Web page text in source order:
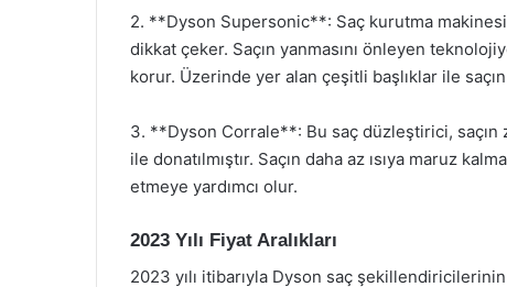
2. **Dyson Supersonic**: Saç kurutma
dikkat çeker. Saçın yanmasını önleyen
korur. Üzerinde yer alan çeşitli başlıklar ile
3. **Dyson Corrale**: Bu saç düzleştirici, saçın
ile donatılmıştır. Saçın daha az ısıya maruz
etmeye yardımcı olur.
2023 Yılı Fiyat Aralıkları
2023 yılı itibarıyla Dyson saç